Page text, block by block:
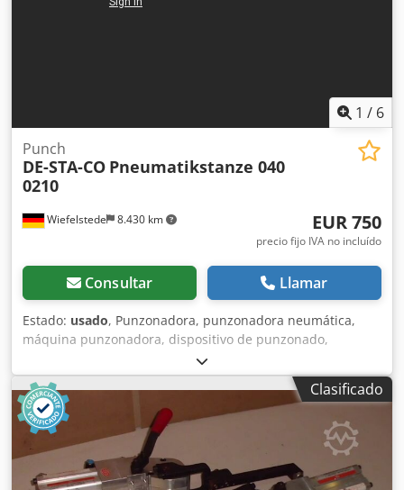
1 / 6
Wiefelstede 8.430 km
Punch
DE-STA-CO Pneumatikstanze 040
0210
EUR 750
precio fijo IVA no incluído
Consultar Llamar
Estado: usado, Punzonadora, punzonadora neumática,
máquina punzonadora, dispositivo de punzonado,
máquina perforadora, punzonadora neumática manual -
Fabricante: DE-STA-CO, punzonadora neumática -Tipo: 040
0210 -Punzón integrado: Ø 2,5 mm -Salida máxima: 25 mm
-Dimensiones: 190/200/A510 mm Cedpfsfwx Uysx Anvsrf -
Peso: 24 kg
Clasificado